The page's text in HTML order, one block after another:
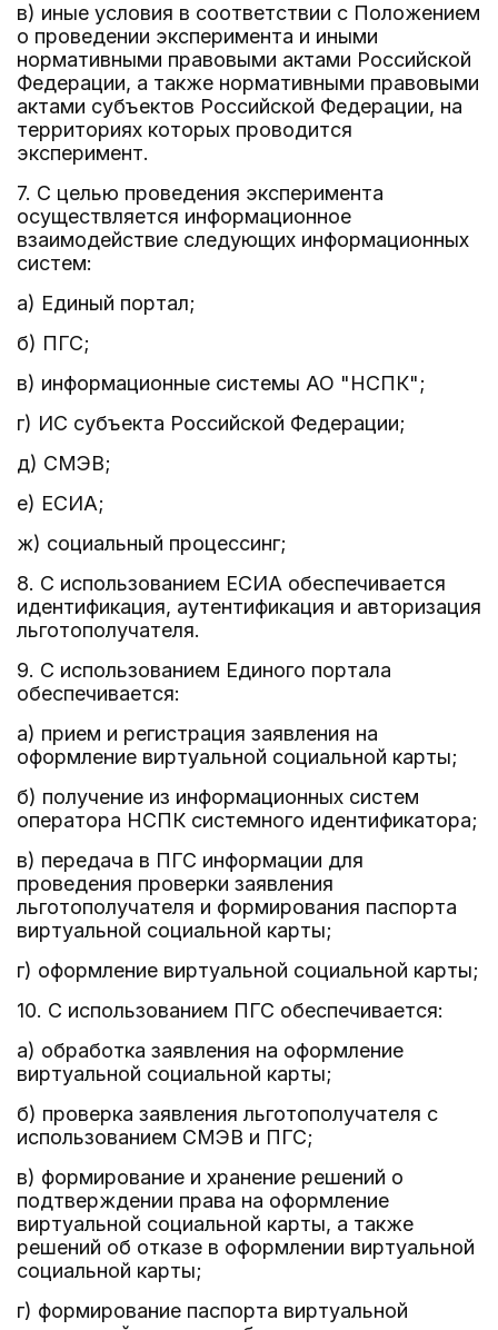
в) иные условия в соответствии с Положением
о проведении эксперимента и иными
нормативными правовыми актами Российской
Федерации, а также нормативными правовыми
актами субъектов Российской Федерации, на
территориях которых проводится
эксперимент.
7. С целью проведения эксперимента
осуществляется информационное
взаимодействие следующих информационных
систем:
а) Единый портал;
б) ПГС;
в) информационные системы АО "НСПК";
г) ИС субъекта Российской Федерации;
д) СМЭВ;
е) ЕСИА;
ж) социальный процессинг;
8. С использованием ЕСИА обеспечивается
идентификация, аутентификация и авторизация
льготополучателя.
9. С использованием Единого портала
обеспечивается:
а) прием и регистрация заявления на
оформление виртуальной социальной карты;
б) получение из информационных систем
оператора НСПК системного идентификатора;
в) передача в ПГС информации для
проведения проверки заявления
льготополучателя и формирования паспорта
виртуальной социальной карты;
г) оформление виртуальной социальной карты;
10. С использованием ПГС обеспечивается:
а) обработка заявления на оформление
виртуальной социальной карты;
б) проверка заявления льготополучателя с
использованием СМЭВ и ПГС;
в) формирование и хранение решений о
подтверждении права на оформление
виртуальной социальной карты, а также
решений об отказе в оформлении виртуальной
социальной карты;
г) формирование паспорта виртуальной